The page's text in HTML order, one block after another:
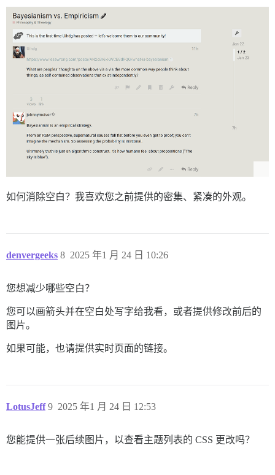
如何消除空白？我喜欢您之前提供的密集、紧凑的外观。
denvergeeks 2025 年1 月 24 日 10:26
8
您想减少哪些空白？
您可以画箭头并在空白处写字给我看，或者提供修改前后的
图片。
如果可能，也请提供实时页面的链接。
LotusJeff 2025 年1 月 24 日 12:53
9
您能提供一张后续图片，以查看主题列表的 CSS 更改吗？